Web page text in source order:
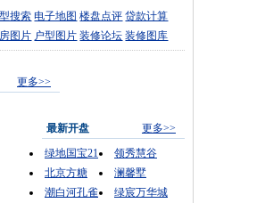
搜索 电子地图 楼盘点评 贷款计算
图片 户型图片 装修论坛 装修图库
更多>>
最新开盘
更多>>
绿地国宝21
领秀慧谷
北京方糖
澜馨墅
潮白河孔雀
绿宸万华城